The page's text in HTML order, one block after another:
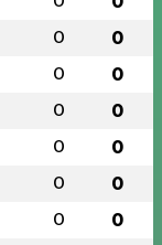
0 0
0 0
0 0
0 0
0 0
0 0